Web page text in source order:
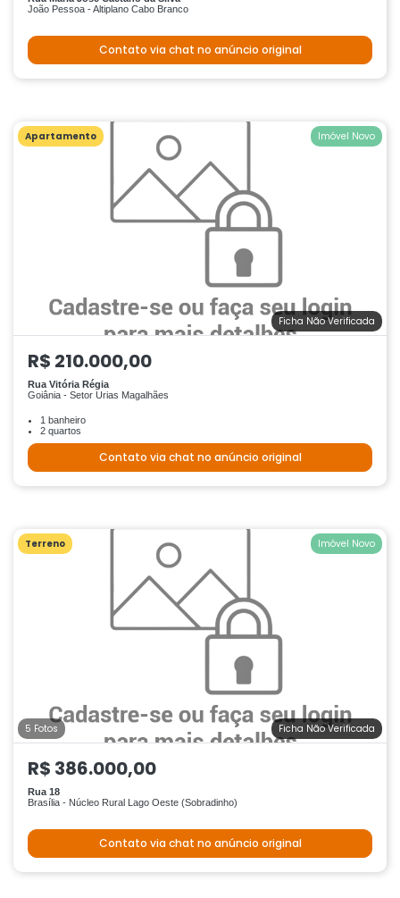
João Pessoa - Altiplano Cabo Branco
Contato via chat no anúncio original
Apartamento
Ficha Não Verificada
Imóvel Novo
R$ 210.000,00
Rua Vitória Régia
Goiânia - Setor Urias Magalhães
1 banheiro
2 quartos
Contato via chat no anúncio original
Terreno
5 Fotos Ficha Não Verificada
Imóvel Novo
R$ 386.000,00
Rua 18
Brasília - Núcleo Rural Lago Oeste (Sobradinho)
Contato via chat no anúncio original